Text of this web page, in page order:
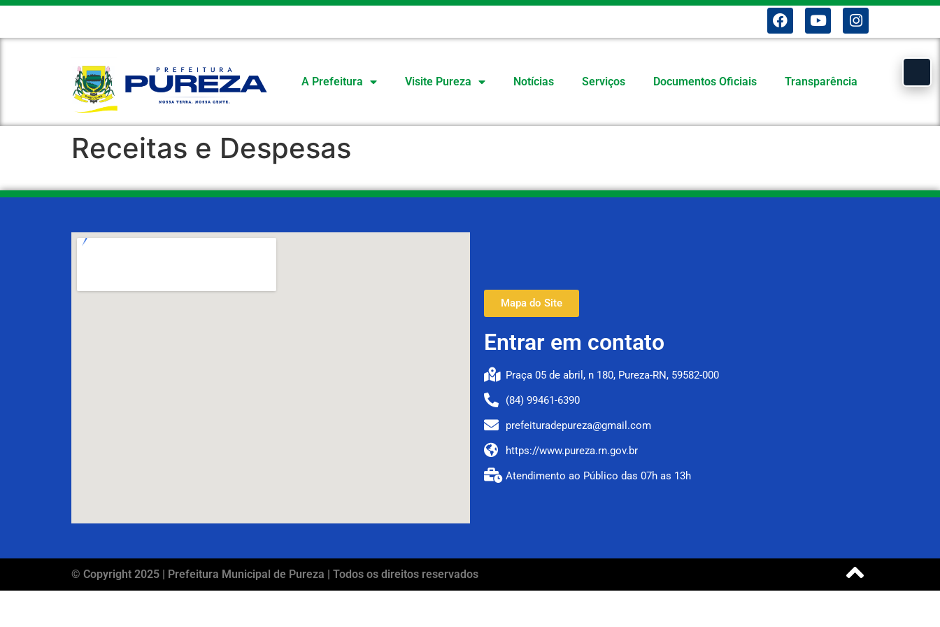
A Prefeitura Visite Pureza Notícias Serviços Documentos Oficiais Transparência
Receitas e Despesas
Mapa do Site
Entrar em contato
Praça 05 de abril, n 180, Pureza-RN, 59582-000
(84) 99461-6390
prefeituradepureza@gmail.com
https://www.pureza.rn.gov.br
Atendimento ao Público das 07h as 13h
© Copyright 2025 | Prefeitura Municipal de Pureza | Todos os direitos reservados